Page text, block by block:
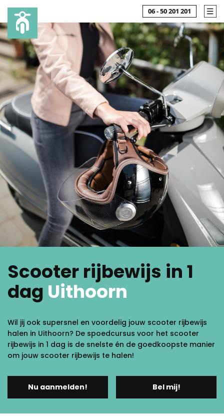
06 - 50 201 201
Scooter rijbewijs in 1
dag Uithoorn
Wil jij ook supersnel en voordelig jouw scooter rijbewijs
halen in Uithoorn? De spoedcursus voor het scooter
rijbewijs in 1 dag is de snelste én de goedkoopste manier
om jouw scooter rijbewijs te halen!
Nu aanmelden! Bel mij!